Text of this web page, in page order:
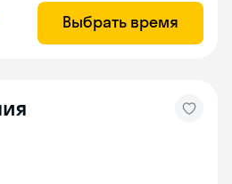
Выбрать время